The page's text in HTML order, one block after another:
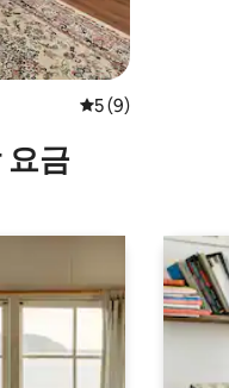
평점 5점(5점 만점),
5 (9)
요금